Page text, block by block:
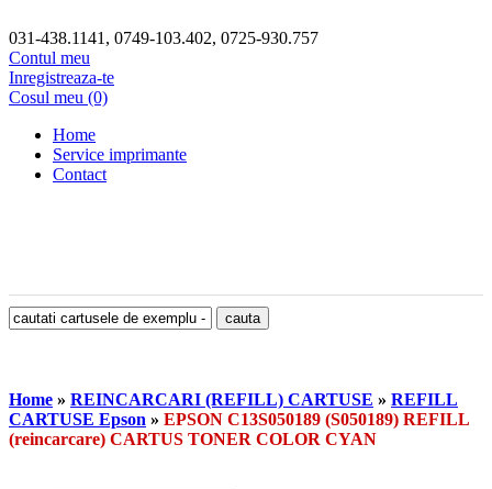
031-438.1141, 0749-103.402, 0725-930.757
Contul meu
Inregistreaza-te
Cosul meu (0)
Home
Service imprimante
Contact
Home » REINCARCARI (REFILL) CARTUSE » REFILL
CARTUSE Epson » EPSON C13S050189 (S050189) REFILL
(reincarcare) CARTUS TONER COLOR CYAN